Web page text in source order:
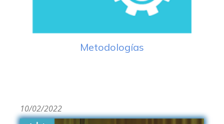
Metodologías
10/02/2022